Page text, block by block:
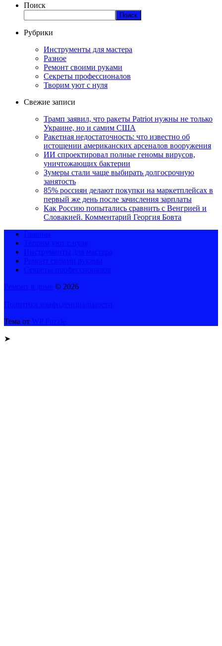
Поиск
Поиск
Рубрики
Инструменты для мастера
Разное
Ремонт своими руками
Секреты профессионалов
Творим уют с нуля
Свежие записи
Трамп заявил, что ракеты Patriot нужны не только
Украине, но и самим США
Ракетная недостаточность: что известно об
истощении американских арсеналов вооружения
ИИ спроектировал полные геномы вирусов,
уничтожающих бактерии
Зумеры стали чаще выбирать долгосрочную
занятость
85% россиян делают покупки на маркетплейсах в
первый же день после зачисления зарплаты
Как Россию попытались сравнить с Венгрией и
Словакией. Комментарий Георгия Бовта
© 2026
Тема от
➤